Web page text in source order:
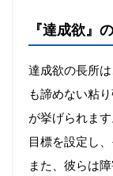
『達成欲』
達成欲の長所
も諦めない粘
が挙げられま
目標を設定し
また、彼らは